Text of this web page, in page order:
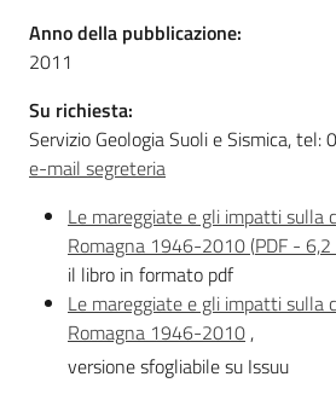
Anno della pubblicazione:
2011
Su richiesta:
Servizio Geologia Suoli e Sismica,
e-mail segreteria
Le mareggiate e gli impatti sulla
Romagna 1946-2010(PDF - 6,2
il libro in formato pdf
Le mareggiate e gli impatti sulla
Romagna 1946-2010,
versione sfogliabile su Issuu